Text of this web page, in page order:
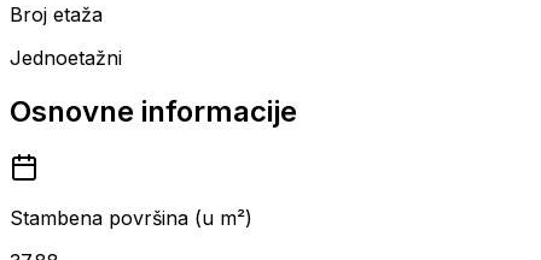
Broj etaža
Jednoetažni
Osnovne informacije
Stambena površina (u m²)